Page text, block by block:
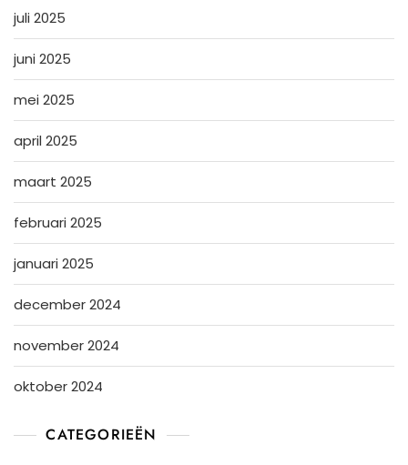
juli 2025
juni 2025
mei 2025
april 2025
maart 2025
februari 2025
januari 2025
december 2024
november 2024
oktober 2024
CATEGORIEËN